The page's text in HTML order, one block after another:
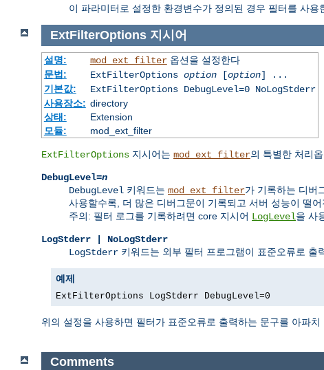
이 파라미터로 설정한 환경변수가 정의된 경우 필터를 사용
ExtFilterOptions 지시어
설명: mod_ext_filter옵션을 설정한다
문법:
ExtFilterOptions option[option] ...
기본값:
ExtFilterOptions DebugLevel=0 NoLogStderr
사용장소: directory
상태:
Extension
모듈:
mod_ext_filter
ExtFilterOptions 지시어는 mod_ext_filter의 특별한 처리
DebugLevel=n
DebugLevel 키워드는 mod_ext_filter가 기록하는 디버
사용할수록, 더 많은 디버그문이 기록되고 서버 성능이 떨
주의: 필터 로그를 기록하려면 core 지시어 LogLevel을 사
LogStderr | NoLogStderr
LogStderr 키워드는 외부 필터 프로그램이 표준오류로 출
예제
ExtFilterOptions LogStderr DebugLevel=0
위의 설정을 사용하면 필터가 표준오류로 출력하는 문구를 아파치
Comments